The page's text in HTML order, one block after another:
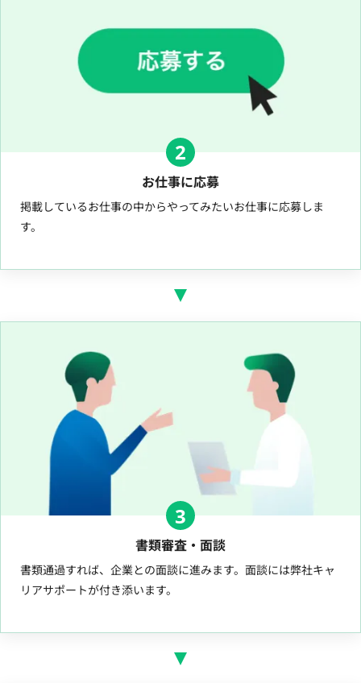
2
お仕事に応募
掲載しているお仕事の中からやってみたいお仕事に応募しま
す。
3
書類審査・面談
書類通過すれば、企業との面談に進みます。面談には弊社キャ
リアサポートが付き添います。